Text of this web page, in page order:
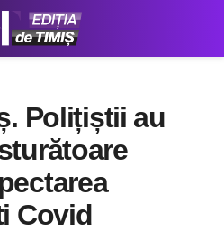
Polițiștii au
Covid